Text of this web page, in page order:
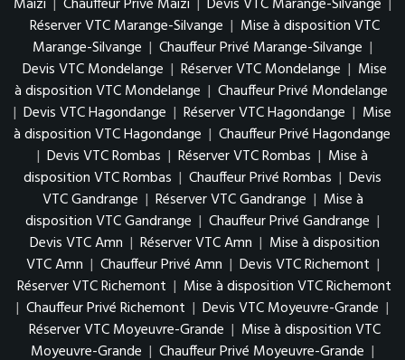
Réserver VTC Marange-Silvange | Mise à disposition VTC
Marange-Silvange | Chauffeur Privé Marange-Silvange |
Devis VTC Mondelange | Réserver VTC Mondelange | Mise
à disposition VTC Mondelange | Chauffeur Privé Mondelange
| Devis VTC Hagondange | Réserver VTC Hagondange | Mise
à disposition VTC Hagondange | Chauffeur Privé Hagondange
| Devis VTC Rombas | Réserver VTC Rombas | Mise à
disposition VTC Rombas | Chauffeur Privé Rombas | Devis
VTC Gandrange | Réserver VTC Gandrange | Mise à
disposition VTC Gandrange | Chauffeur Privé Gandrange |
Devis VTC Amn | Réserver VTC Amn | Mise à disposition
VTC Amn | Chauffeur Privé Amn | Devis VTC Richemont |
Réserver VTC Richemont | Mise à disposition VTC Richemont
| Chauffeur Privé Richemont | Devis VTC Moyeuvre-Grande |
Réserver VTC Moyeuvre-Grande | Mise à disposition VTC
Moyeuvre-Grande | Chauffeur Privé Moyeuvre-Grande |